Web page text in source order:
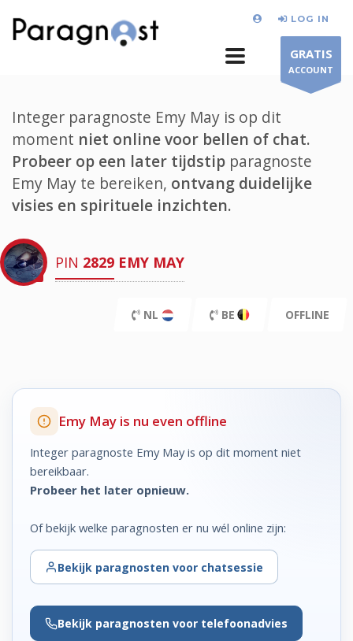
LOG IN
GRATIS
ACCOUNT
Integer paragnoste Emy May is op dit
moment niet online voor bellen of chat.
Probeer op een later tijdstip paragnoste
Emy May te bereiken, ontvang duidelijke
visies en spirituele inzichten.
PIN 2829 EMY MAY
NL BE OFFLINE
Emy May is nu even offline
Integer paragnoste Emy May is op dit moment niet
bereikbaar.
Probeer het later opnieuw.
Of bekijk welke paragnosten er nu wél online zijn:
Bekijk paragnosten voor chatsessie
Bekijk paragnosten voor telefoonadvies